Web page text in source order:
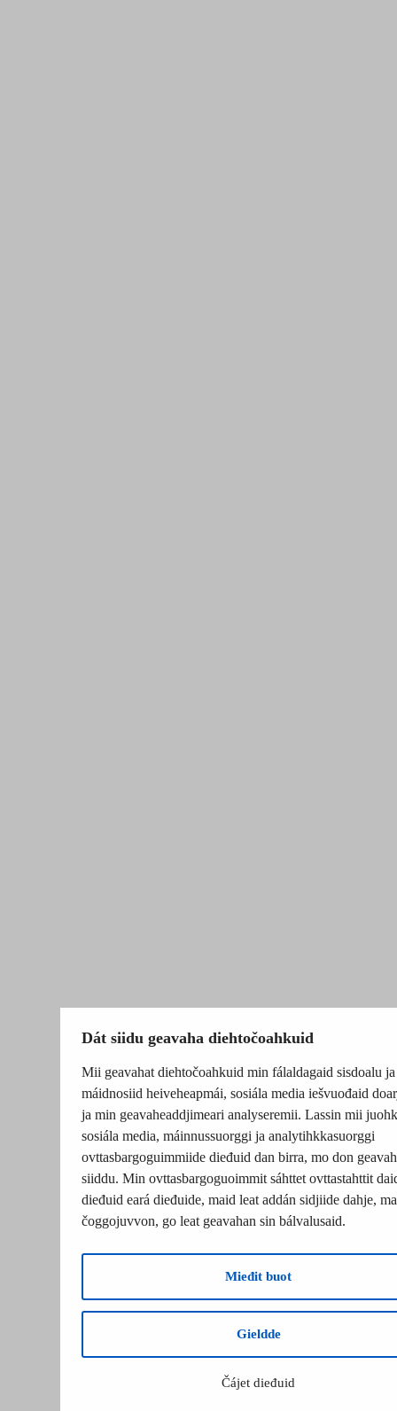
Dát siidu geavaha diehtočoahkuid
Mii geavahat diehtočoahkuid min fálaldagaid sisdoalu ja
máidnosiid heiveheapmái, sosiála media iešvuođaid
ja min geavaheaddjimeari analyseremii. Lassin mii
sosiála media, máinnussuorggi ja analytihkkasuorggi
ovttasbargoguimmiide dieđuid dan birra, mo don
siiddu. Min ovttasbargoguoimmit sáhttet ovttastahttit
dieđuid eará dieđuide, maid leat addán sidjiide dahje,
čoggojuvvon, go leat geavahan sin bálvalusaid.
Mieđit buot
Gieldde
Čájet dieđuid